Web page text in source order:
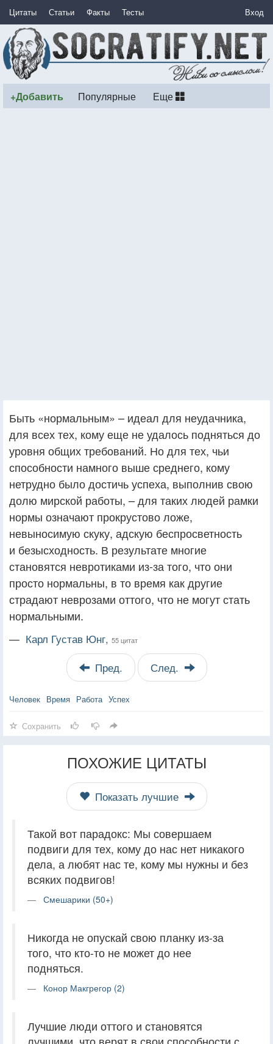
Цитаты Статьи Факты Тесты Вход
+Добавить Популярные Еще
Быть «нормальным» – идеал для неудачника,
для всех тех, кому еще не удалось подняться до
уровня общих требований. Но для тех, чьи
способности намного выше среднего, кому
нетрудно было достичь успеха, выполнив свою
долю мирской работы, – для таких людей рамки
нормы означают прокрустово ложе,
невыносимую скуку, адскую беспросветность
и безысходность. В результате многие
становятся невротиками из-за того, что они
просто нормальны, в то время как другие
страдают неврозами оттого, что не могут стать
нормальными.
— Карл Густав Юнг, 55 цитат
Пред. След.
Человек Время Работа Успех
Сохранить
ПОХОЖИЕ ЦИТАТЫ
Показать лучшие
Такой вот парадокс: Мы совершаем
подвиги для тех, кому до нас нет никакого
дела, а любят нас те, кому мы нужны и без
всяких подвигов!
Смешарики (50+)
Никогда не опускай свою планку из-за
того, что кто-то не может до нее
подняться.
Конор Макгрегор (2)
Лучшие люди оттого и становятся